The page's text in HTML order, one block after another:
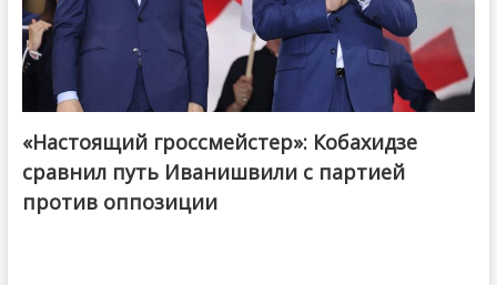
@ქართული ოცნება / Georgian Dream
«Настоящий гроссмейстер»: Кобахидзе
сравнил путь Иванишвили с партией
против оппозиции